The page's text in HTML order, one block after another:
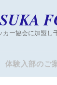
カー協会に加盟し
体験入部のご